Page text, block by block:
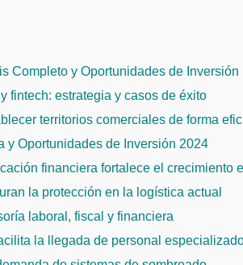
Completo y Oportunidades de Inversión
fintech: estrategia y casos de éxito
territorios comerciales de forma
y Oportunidades de Inversión 2024
financiera fortalece el crecimiento
la protección en la logística actual
laboral, fiscal y financiera
la llegada de personal